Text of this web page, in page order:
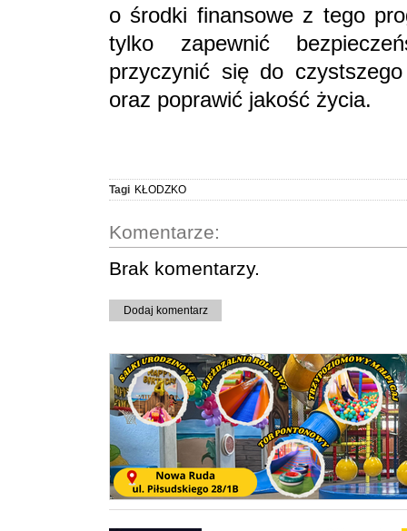
o środki finansowe z tego
tylko zapewnić
przyczynić się do
oraz poprawić jakość życia.
Tagi KŁODZKO
Komentarze:
Brak komentarzy.
Dodaj komentarz